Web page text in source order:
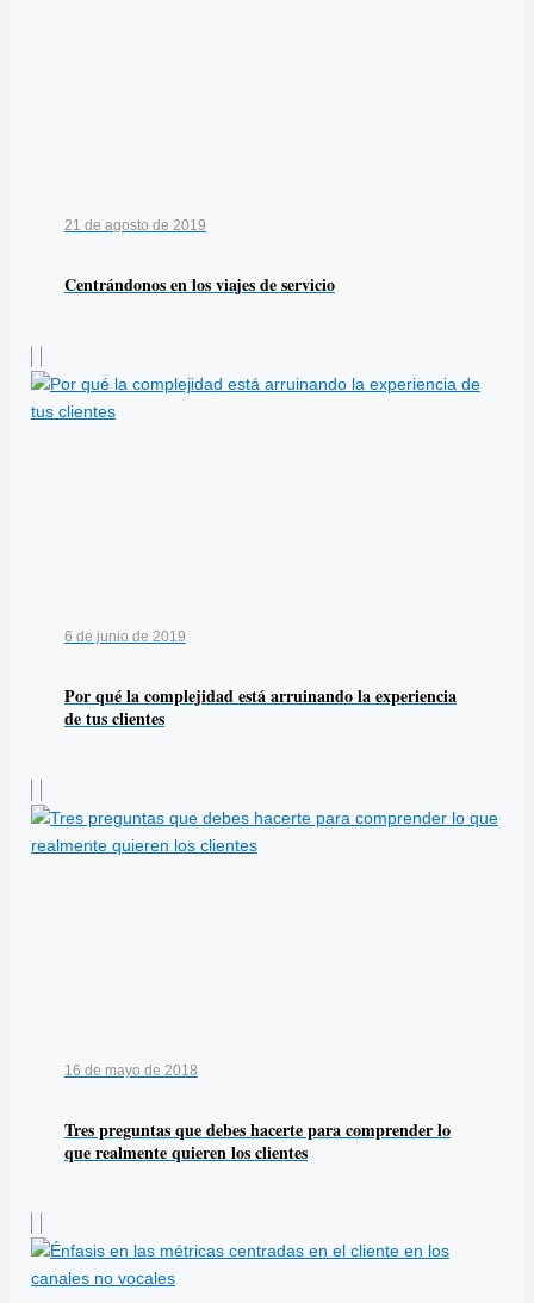
21 de agosto de 2019
Centrándonos en los viajes de servicio
6 de junio de 2019
Por qué la complejidad está arruinando la experiencia
de tus clientes
16 de mayo de 2018
Tres preguntas que debes hacerte para comprender lo
que realmente quieren los clientes